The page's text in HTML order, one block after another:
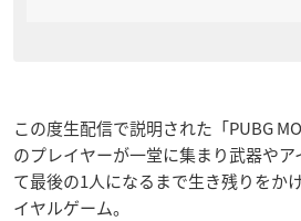
この度生配信で説明された「PUBG
のプレイヤーが一堂に集まり武器や
て最後の1人になるまで生き残りをか
イヤルゲーム。